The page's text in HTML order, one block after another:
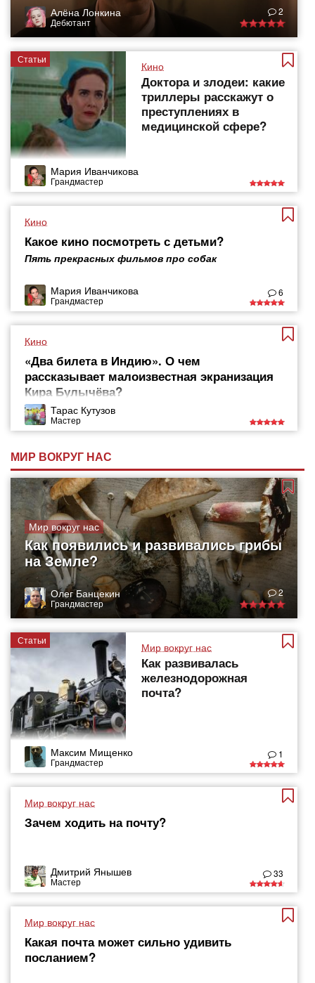
Алёна Лонкина
Дебютант
2
Статьи
Кино
Доктора и злодеи: какие
триллеры расскажут о
преступлениях в
медицинской сфере?
Мария Иванчикова
Грандмастер
Кино
Какое кино посмотреть с детьми?
Пять прекрасных фильмов про собак
Мария Иванчикова
Грандмастер
6
Кино
«Два билета в Индию». О чем
рассказывает малоизвестная экранизация
Кира Булычёва?
Тарас Кутузов
Мастер
МИР ВОКРУГ НАС
Мир вокруг нас
Как появились и развивались грибы
на Земле?
Олег Банцекин
Грандмастер
2
Статьи
Мир вокруг нас
Как развивалась
железнодорожная
почта?
Максим Мищенко
Грандмастер
1
Мир вокруг нас
Зачем ходить на почту?
Дмитрий Янышев
Мастер
33
Мир вокруг нас
Какая почта может сильно удивить
посланием?